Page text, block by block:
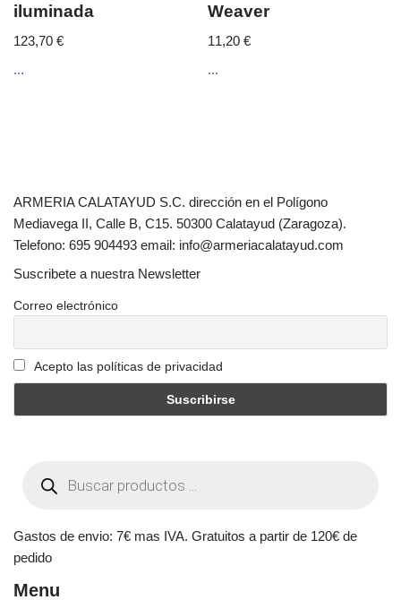
iluminada
123,70 €
...
Weaver
11,20€
...
ARMERIA CALATAYUD S.C. dirección en el Polígono
Mediavega II, Calle B, C15. 50300 Calatayud (Zaragoza).
Telefono: 695 904493 email: info@armeriacalatayud.com
Suscribete a nuestra Newsletter
Correo electrónico
Acepto las políticas de privacidad
Gastos de envio: 7€ mas IVA. Gratuitos a partir de 120€ de
pedido
Menu